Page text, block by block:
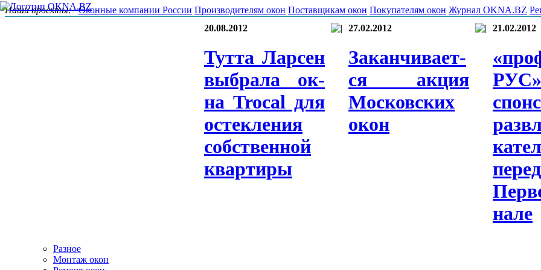
Наши проекты:Оконные компании России Производителям окон Поставщикам окон Покупателям окон Журнал OKNA.BZ
20.08.2012
Тут­та Лар­сен
выб­ра­ла ок­
на Tro­cal для
ос­текле­ния
собс­твен­ной
квар­ти­ры
27.02.2012
За­кан­чи­ва­ет­
ся ак­ция
Мос­ковс­ких
окон
21.02.2012
нале
Разное
Монтаж окон